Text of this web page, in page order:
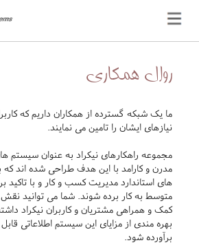
روال همکاری
ما یک شبکه گسترده از همکاران داریم که
نیازهای ایشان را تامین می نمایند.
مجموعه راهکارهای نیکراد به عنوان سیستم
مدرن و کارامد با این هدف طراحی شده اند که
های استاندارد مدیریت کسب و کار و با
متوسط به کار برده شوند. شما می توانید
کمک و همراهی مشتریان و کاربران نیکراد
بهره مندی از مزایای این سیستم اطلاعاتی
برآورده شود.